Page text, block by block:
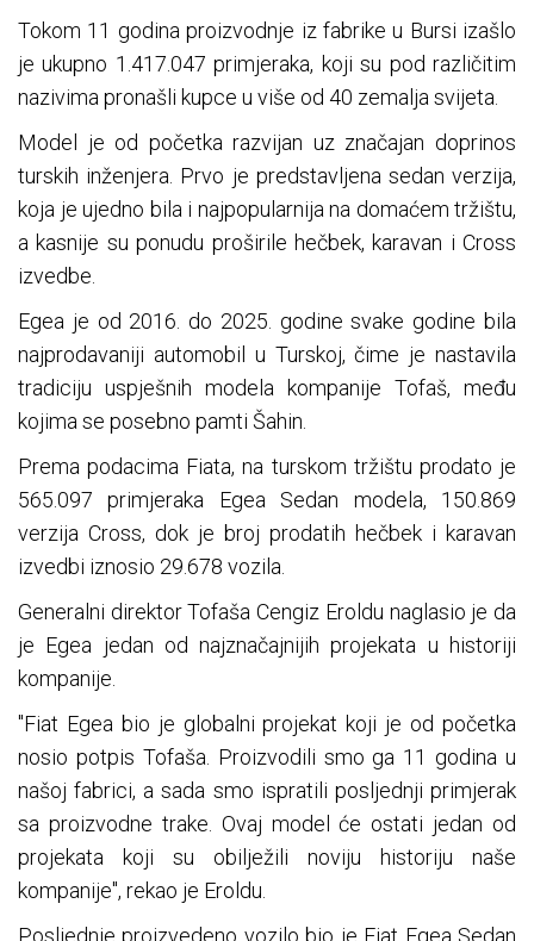
Tokom 11 godina proizvodnje iz fabrike u Bursi izašlo
je ukupno 1.417.047 primjeraka, koji su pod različitim
nazivima pronašli kupce u više od 40 zemalja svijeta.
Model je od početka razvijan uz značajan doprinos
turskih inženjera. Prvo je predstavljena sedan verzija,
koja je ujedno bila i najpopularnija na domaćem tržištu,
a kasnije su ponudu proširile hečbek, karavan i Cross
izvedbe.
Egea je od 2016. do 2025. godine svake godine bila
najprodavaniji automobil u Turskoj, čime je nastavila
tradiciju uspješnih modela kompanije Tofaš, među
kojima se posebno pamti Šahin.
Prema podacima Fiata, na turskom tržištu prodato je
565.097 primjeraka Egea Sedan modela, 150.869
verzija Cross, dok je broj prodatih hečbek i karavan
izvedbi iznosio 29.678 vozila.
Generalni direktor Tofaša Cengiz Eroldu naglasio je da
je Egea jedan od najznačajnijih projekata u historiji
kompanije.
"Fiat Egea bio je globalni projekat koji je od početka
nosio potpis Tofaša. Proizvodili smo ga 11 godina u
našoj fabrici, a sada smo ispratili posljednji primjerak
sa proizvodne trake. Ovaj model će ostati jedan od
projekata koji su obilježili noviju historiju naše
kompanije", rekao je Eroldu.
Posljednje proizvedeno vozilo bio je Fiat Egea Sedan